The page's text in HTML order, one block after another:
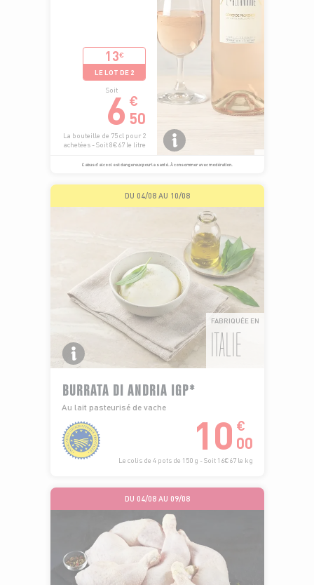
13€
LE LOT DE 2
Soit
6 €
50
La bouteille de 75 cl pour 2
achetées - Soit 8€67 le litre
L’abus d’alcool est dangereux pour la santé. À consommer avec modération.
DU 04/08 AU 10/08
FABRIQUÉE EN
ITALIE
BURRATA DI ANDRIA IGP*
Au lait pasteurisé de vache
10 €
00
Le colis de 4 pots de 150 g - Soit 16€67 le kg
DU 04/08 AU 09/08